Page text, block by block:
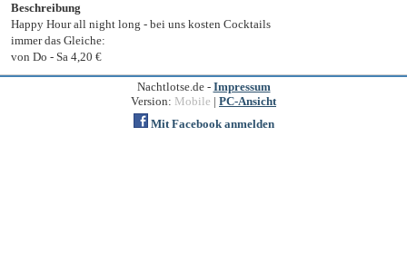
Beschreibung
Happy Hour all night long - bei uns kosten Cocktails
immer das Gleiche:
von Do - Sa 4,20 €
Nachtlotse.de - Impressum
Version: Mobile | PC-Ansicht
Mit Facebook anmelden